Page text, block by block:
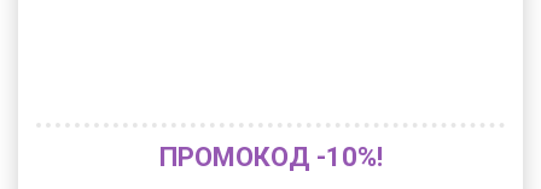
ПРОМОКОД -10%!